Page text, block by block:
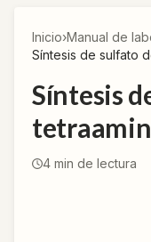
Inicio›Manual de
Síntesis de sulfato
Síntesis
4 min de lectura